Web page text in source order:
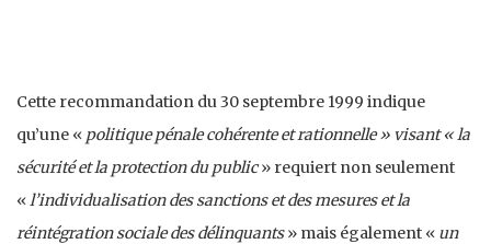
Cette recommandation du 30 septembre 1999 indique
qu’une « politique pénale cohérente et rationnelle » visant « la
sécurité et la protection du public» requiert non seulement
« l’individualisation des sanctions et des mesures et la
réintégration sociale des délinquants» mais également « un